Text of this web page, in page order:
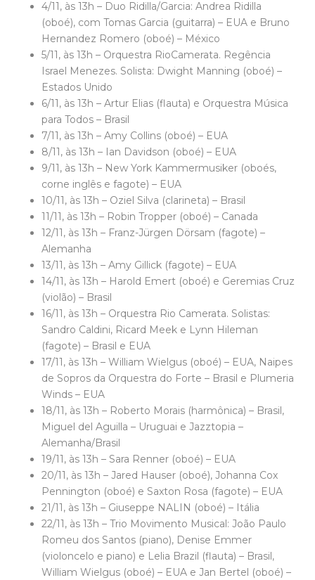
4/11, às 13h – Duo Ridilla/Garcia: Andrea Ridilla
(oboé), com Tomas Garcia (guitarra) – EUA e Bruno
Hernandez Romero (oboé) – México
5/11, às 13h – Orquestra RioCamerata. Regência
Israel Menezes. Solista: Dwight Manning (oboé) –
Estados Unido
6/11, às 13h – Artur Elias (flauta) e Orquestra Música
para Todos – Brasil
7/11, às 13h – Amy Collins (oboé) – EUA
8/11, às 13h – Ian Davidson (oboé) – EUA
9/11, às 13h – New York Kammermusiker (oboés,
corne inglês e fagote) – EUA
10/11, às 13h – Oziel Silva (clarineta) – Brasil
11/11, às 13h – Robin Tropper (oboé) – Canada
12/11, às 13h – Franz-Jürgen Dörsam (fagote) –
Alemanha
13/11, às 13h – Amy Gillick (fagote) – EUA
14/11, às 13h – Harold Emert (oboé) e Geremias Cruz
(violão) – Brasil
16/11, às 13h – Orquestra Rio Camerata. Solistas:
Sandro Caldini, Ricard Meek e Lynn Hileman
(fagote) – Brasil e EUA
17/11, às 13h – William Wielgus (oboé) – EUA, Naipes
de Sopros da Orquestra do Forte – Brasil e Plumeria
Winds – EUA
18/11, às 13h – Roberto Morais (harmônica) – Brasil,
Miguel del Aguilla – Uruguai e Jazztopia –
Alemanha/Brasil
19/11, às 13h – Sara Renner (oboé) – EUA
20/11, às 13h – Jared Hauser (oboé), Johanna Cox
Pennington (oboé) e Saxton Rosa (fagote) – EUA
21/11, às 13h – Giuseppe NALIN (oboé) – Itália
22/11, às 13h – Trio Movimento Musical: João Paulo
Romeu dos Santos (piano), Denise Emmer
(violoncelo e piano) e Lelia Brazil (flauta) – Brasil,
William Wielgus (oboé) – EUA e Jan Bertel (oboé) –